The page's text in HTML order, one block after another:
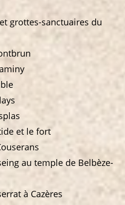
grottes-sanctuaires du
et le fort
au temple de Belbèze-
à Cazères